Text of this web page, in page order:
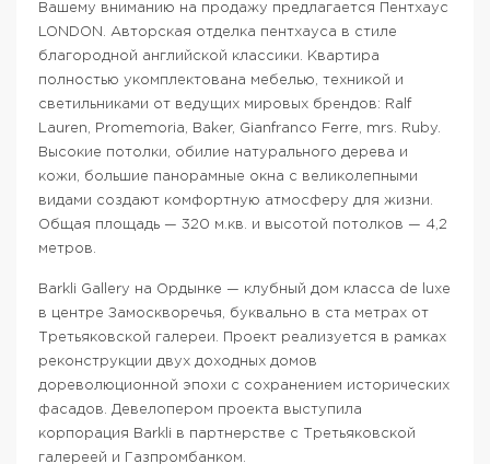
Вашему вниманию на продажу предлагается Пентхаус
LONDON. Авторская отделка пентхауса в стиле
благородной английской классики. Квартира
полностью укомплектована мебелью, техникой и
светильниками от ведущих мировых брендов: Ralf
Lauren, Promemoria, Baker, Gianfranco Ferre, mrs. Ruby.
Высокие потолки, обилие натурального дерева и
кожи, большие панорамные окна с великолепными
видами создают комфортную атмосферу для жизни.
Общая площадь — 320 м.кв. и высотой потолков — 4,2
метров.
Barkli Gallery на Ордынке — клубный дом класса de luxe
в центре Замоскворечья, буквально в ста метрах от
Третьяковской галереи. Проект реализуется в рамках
реконструкции двух доходных домов
дореволюционной эпохи с сохранением исторических
фасадов. Девелопером проекта выступила
корпорация Barkli в партнерстве с Третьяковской
галереей и Газпромбанком.